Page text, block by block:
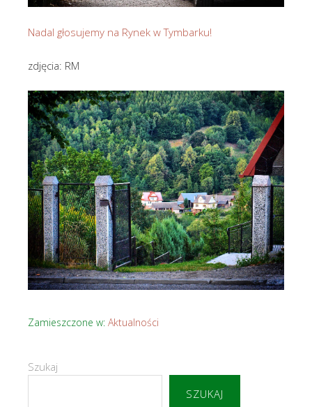
Nadal głosujemy na Rynek w Tymbarku!
zdjęcia: RM
Zamieszczone w: Aktualności
Szukaj
SZUKAJ